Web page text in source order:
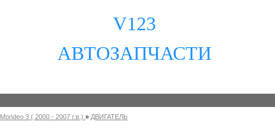
V123
АВТОЗАПЧАСТИ
Mondeo 3 ( 2000 - 2007 г.в.) » ДВИГАТЕЛЬ